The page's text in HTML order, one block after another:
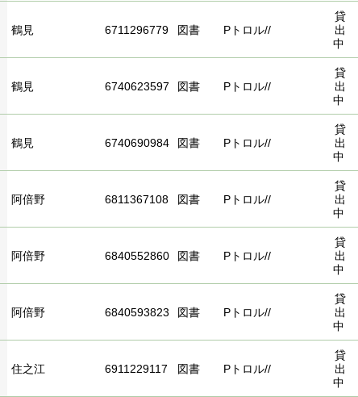
鶴見 6711296779 図書 Pトロル//
貸
出
中
鶴見 6740623597 図書 Pトロル//
貸
出
中
鶴見 6740690984 図書 Pトロル//
貸
出
中
阿倍野 6811367108 図書 Pトロル//
貸
出
中
阿倍野 6840552860 図書 Pトロル//
貸
出
中
阿倍野 6840593823 図書 Pトロル//
貸
出
中
住之江 6911229117 図書 Pトロル//
貸
出
中